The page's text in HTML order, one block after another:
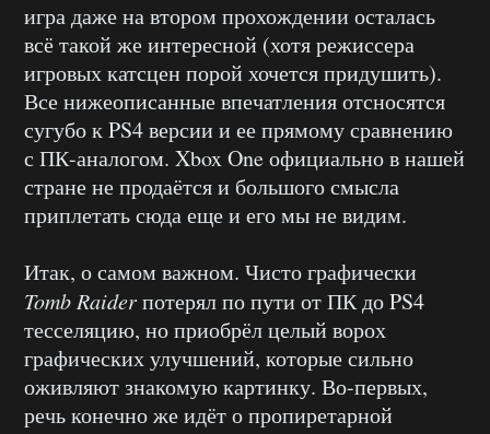
игра даже на втором прохождении осталась
всё такой же интересной (хотя режиссера
игровых катсцен порой хочется придушить).
Все нижеописанные впечатления отсносятся
сугубо к PS4 версии и ее прямому сравнению
с ПК-аналогом. Xbox One официально в нашей
стране не продаётся и большого смысла
приплетать сюда еще и его мы не видим.
Итак, о самом важном. Чисто графически
Tomb Raiderпотерял по пути от ПК до PS4
тесселяцию, но приобрёл целый ворох
графических улучшений, которые сильно
оживляют знакомую картинку. Во-первых,
речь конечно же идёт о пропиретарной